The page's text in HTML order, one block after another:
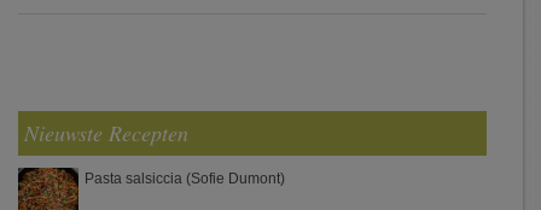
Nieuwste Recepten
Pasta salsiccia (Sofie Dumont)